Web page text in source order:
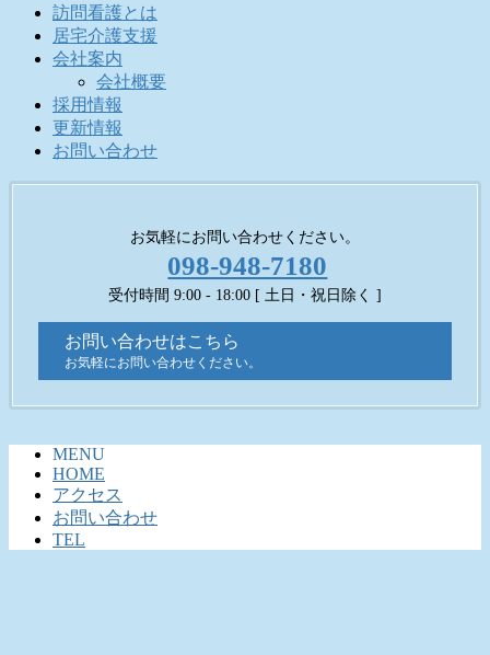
訪問看護とは
居宅介護支援
会社案内
会社概要
採用情報
更新情報
お問い合わせ
お気軽にお問い合わせください。
098-948-7180
受付時間 9:00 - 18:00 [ 土日・祝日除く ]
お問い合わせはこちら
お気軽にお問い合わせください。
MENU
HOME
アクセス
お問い合わせ
TEL